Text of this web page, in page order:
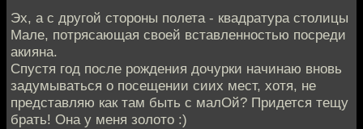
Эх, а с другой стороны полета - квадратура столицы
Мале, потрясающая своей вставленностью посреди
акияна.
Спустя год после рождения дочурки начинаю вновь
задумываться о посещении сиих мест, хотя, не
представляю как там быть с малОй? Придется тещу
брать! Она у меня золото :)